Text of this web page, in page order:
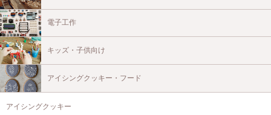
電子工作
キッズ・子供向け
アイシングクッキー・フード
アイシングクッキー